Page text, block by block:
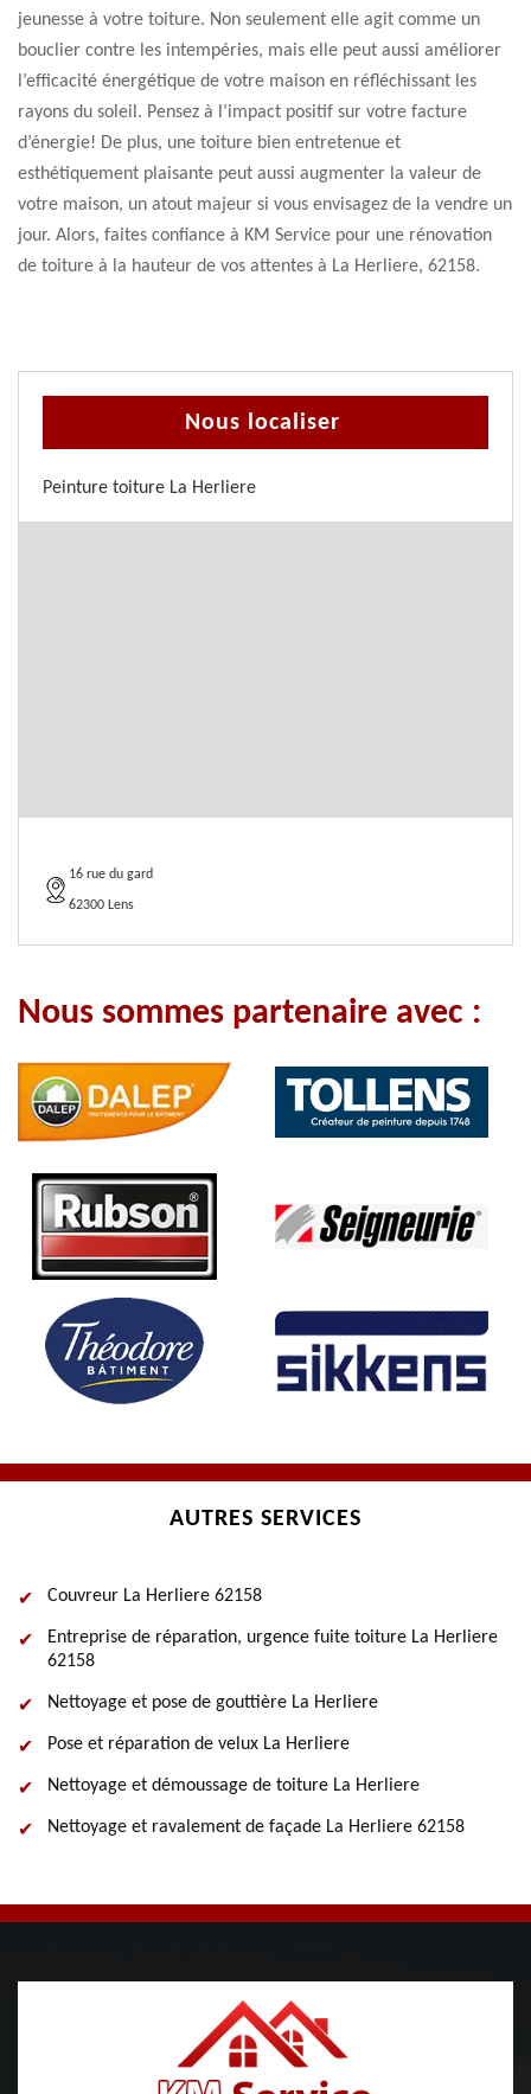
jeunesse à votre toiture. Non seulement elle agit comme un
bouclier contre les intempéries, mais elle peut aussi améliorer
l’efficacité énergétique de votre maison en réfléchissant les
rayons du soleil. Pensez à l’impact positif sur votre facture
d’énergie! De plus, une toiture bien entretenue et
esthétiquement plaisante peut aussi augmenter la valeur de
votre maison, un atout majeur si vous envisagez de la vendre un
jour. Alors, faites confiance à KM Service pour une rénovation
de toiture à la hauteur de vos attentes à La Herliere, 62158.
Nous localiser
Peinture toiture La Herliere
16 rue du gard
62300 Lens
Nous sommes partenaire avec :
AUTRES SERVICES
Couvreur La Herliere 62158
Entreprise de réparation, urgence fuite toiture La Herliere
62158
Nettoyage et pose de gouttière La Herliere
Pose et réparation de velux La Herliere
Nettoyage et démoussage de toiture La Herliere
Nettoyage et ravalement de façade La Herliere 62158